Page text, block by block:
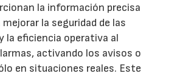
la información precisa
la seguridad de las
la eficiencia operativa al
activando los avisos o
en situaciones reales. Este